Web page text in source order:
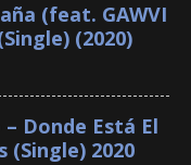
(feat. GAWVI
(2020)
Donde Está El
(Single) 2020